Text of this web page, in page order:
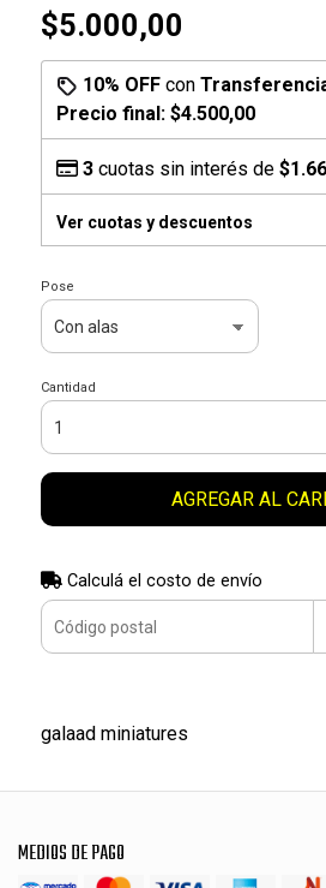
$5.000,00
10% OFFcon
Precio final: $4.500,00
3cuotas sin interés de
Ver cuotas y descuentos
Pose
Cantidad
AGREGAR AL
Calculá el costo de envío
galaad miniatures
MEDIOS DE PAGO